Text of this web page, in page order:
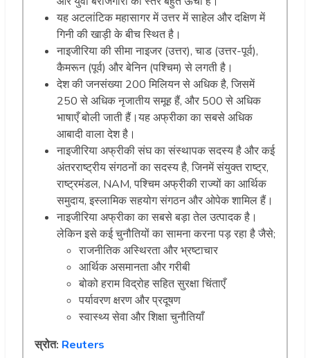
यह अटलांटिक महासागर में उत्तर में साहेल और दक्षिण में
गिनी की खाड़ी के बीच स्थित है।
नाइजीरिया की सीमा नाइजर (उत्तर), चाड (उत्तर-पूर्व),
कैमरून (पूर्व) और बेनिन (पश्चिम) से लगती है।
देश की जनसंख्या 200 मिलियन से अधिक है, जिसमें
250 से अधिक नृजातीय समूह हैं, और 500 से अधिक
भाषाएँ बोली जाती हैं।यह अफ्रीका का सबसे अधिक
आबादी वाला देश है।
नाइजीरिया अफ्रीकी संघ का संस्थापक सदस्य है और कई
अंतरराष्ट्रीय संगठनों का सदस्य है, जिनमें संयुक्त राष्ट्र,
राष्ट्रमंडल, NAM, पश्चिम अफ्रीकी राज्यों का आर्थिक
समुदाय, इस्लामिक सहयोग संगठन और ओपेक शामिल हैं।
नाइजीरिया अफ्रीका का सबसे बड़ा तेल उत्पादक है।
लेकिन इसे कई चुनौतियों का सामना करना पड़ रहा है जैसे;
राजनीतिक अस्थिरता और भ्रष्टाचार
आर्थिक असमानता और गरीबी
बोको हराम विद्रोह सहित सुरक्षा चिंताएँ
पर्यावरण क्षरण और प्रदूषण
स्वास्थ्य सेवा और शिक्षा चुनौतियाँ
स्रोत: Reuters